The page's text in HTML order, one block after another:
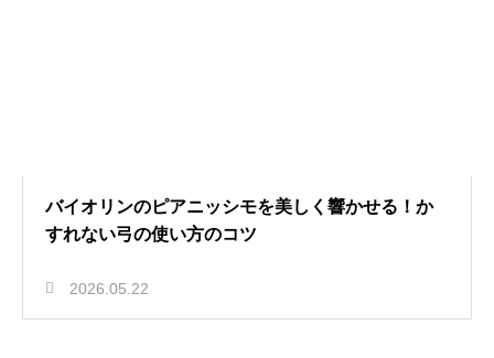
バイオリンのピアニッシモを美しく響かせる！か
すれない弓の使い方のコツ
2026.05.22